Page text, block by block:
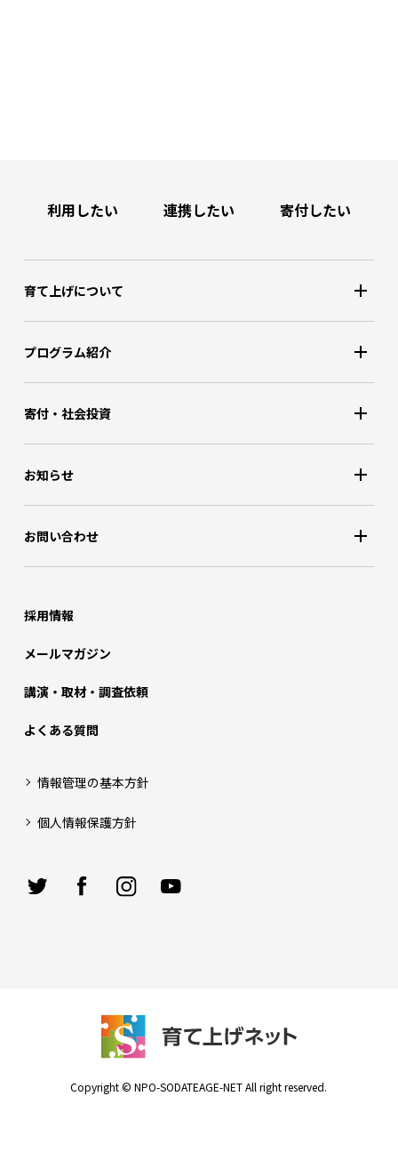
利用したい 連携したい 寄付したい
育て上げについて
プログラム紹介
寄付・社会投資
お知らせ
お問い合わせ
採用情報
メールマガジン
講演・取材・調査依頼
よくある質問
情報管理の基本方針
個人情報保護方針
Copyright © NPO-SODATEAGE-NET All right reserved.